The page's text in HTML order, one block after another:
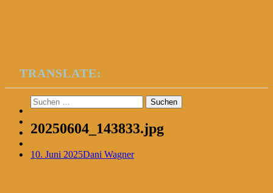
TRANSLATE:
Suchen
nach:
20250604_143833.jpg
10. Juni 2025Dani Wagner